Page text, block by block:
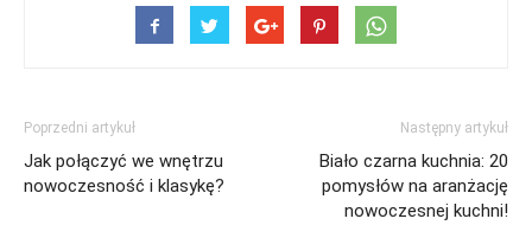
Poprzedni artykuł
Jak połączyć we wnętrzu
nowoczesność i klasykę?
Następny artykuł
Biało czarna kuchnia: 20
pomysłów na aranżację
nowoczesnej kuchni!